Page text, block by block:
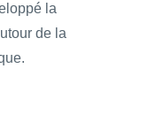
la
de la